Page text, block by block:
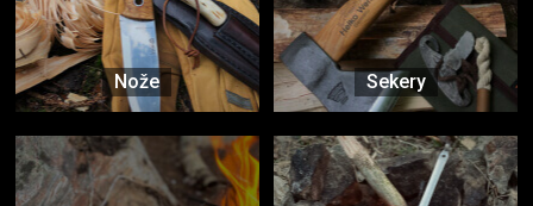
Nože Sekery